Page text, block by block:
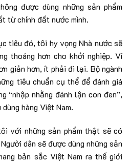
được dùng những sản phẩm
từ chính đất nước mình.
tiêu đó, tôi hy vọng Nhà nước sẽ
thoáng hơn cho khởi nghiệp. Ví
giản hơn, ít phải đi lại. Bộ ngành
tiêu chuẩn cụ thể để đánh giá
“nhập nhằng đánh lận con đen”,
hàng Việt Nam.
với những sản phẩm thật sẽ có
dân sẽ được dùng những sản
bản sắc Việt Nam ra thế giới